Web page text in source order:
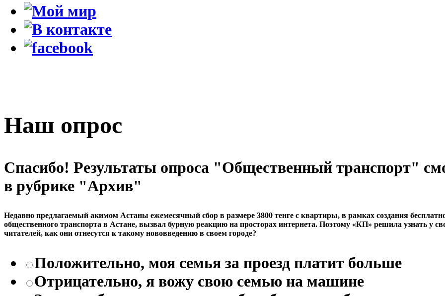
Наш опрос
Спасибо! Результаты опроса "Общественный транспорт"
в рубрике "Архив"
Недавно предлагаемый акимом Астаны ежемесячный сбор в размере 3800 тенге с квартиры, в рамках создания
общественного транспорта в Астане, вызвал бурную реакцию на просторах интернета. Поэтому «КП» решила узнать у
читателей, как они отнесутся к такому нововведению в своем городе?
Положительно, моя семья за проезд платит больше
Отрицательно, я вожу свою семью на машине